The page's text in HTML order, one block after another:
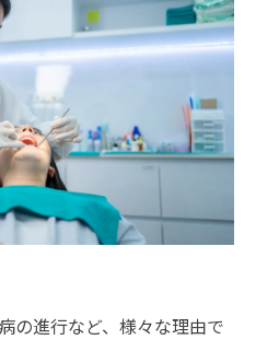
の進行など、様々な理由で